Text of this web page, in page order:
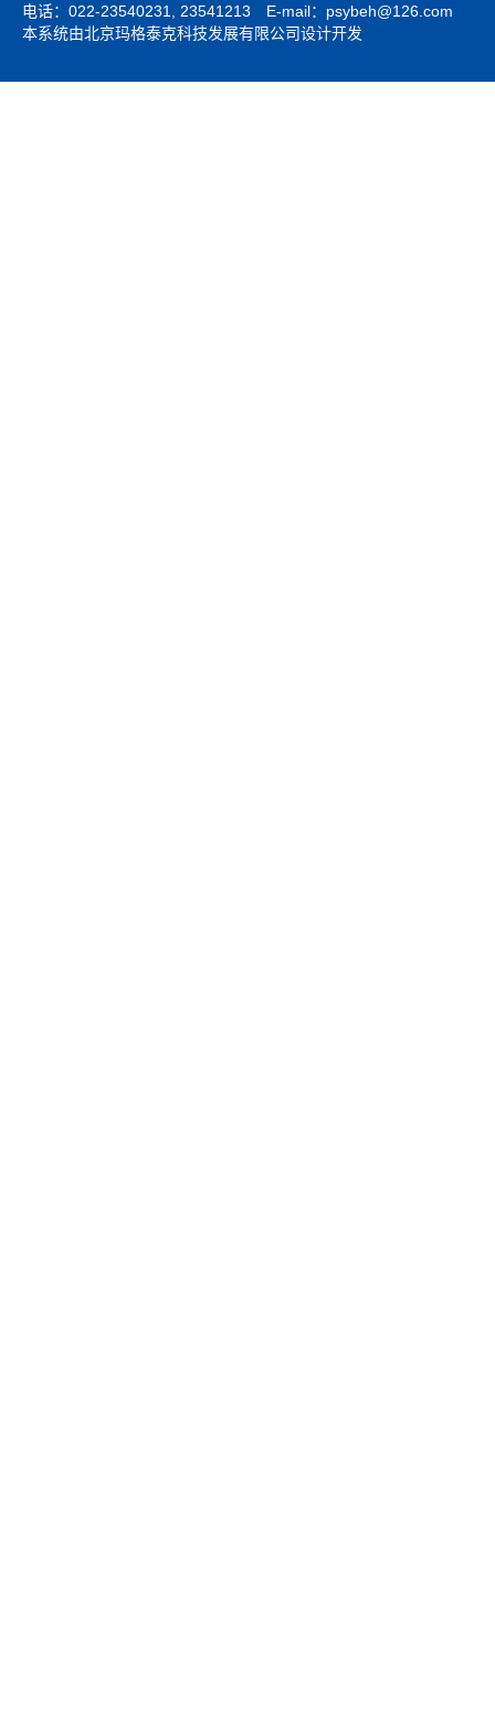
电话：022-23540231, 23541213 E-mail： psybeh@126.com
本系统由北京玛格泰克科技发展有限公司设计开发